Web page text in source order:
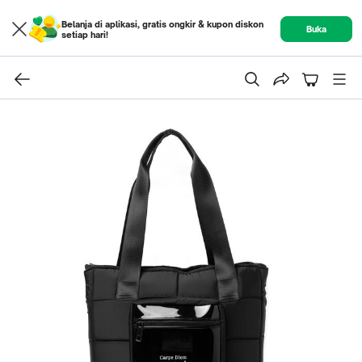
Belanja di aplikasi, gratis ongkir & kupon diskon
setiap hari!
Buka